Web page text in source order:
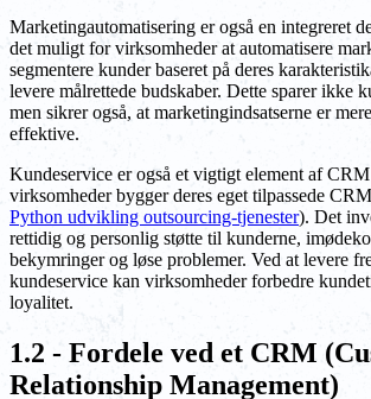
Marketingautomatisering er også en integreret
det muligt for virksomheder at automatisere
segmentere kunder baseret på deres
levere målrettede budskaber. Dette sparer ikke
men sikrer også, at marketingindsatserne er
effektive.
Kundeservice er også et vigtigt element af
virksomheder bygger deres eget tilpassede
Python udvikling outsourcing-tjenester). Det
rettidig og personlig støtte til kunderne,
bekymringer og løse problemer. Ved at levere
kundeservice kan virksomheder forbedre
loyalitet.
1.2 - Fordele ved et CRM
Relationship Management)